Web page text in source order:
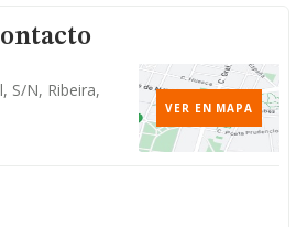
S/n, Ribeira,
VER EN MAPA